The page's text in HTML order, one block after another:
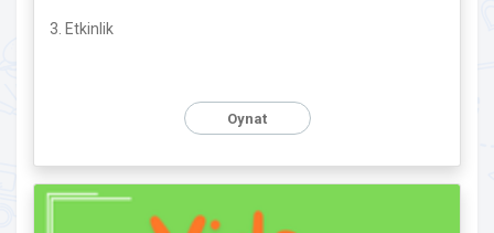
3. Etkinlik
Oynat